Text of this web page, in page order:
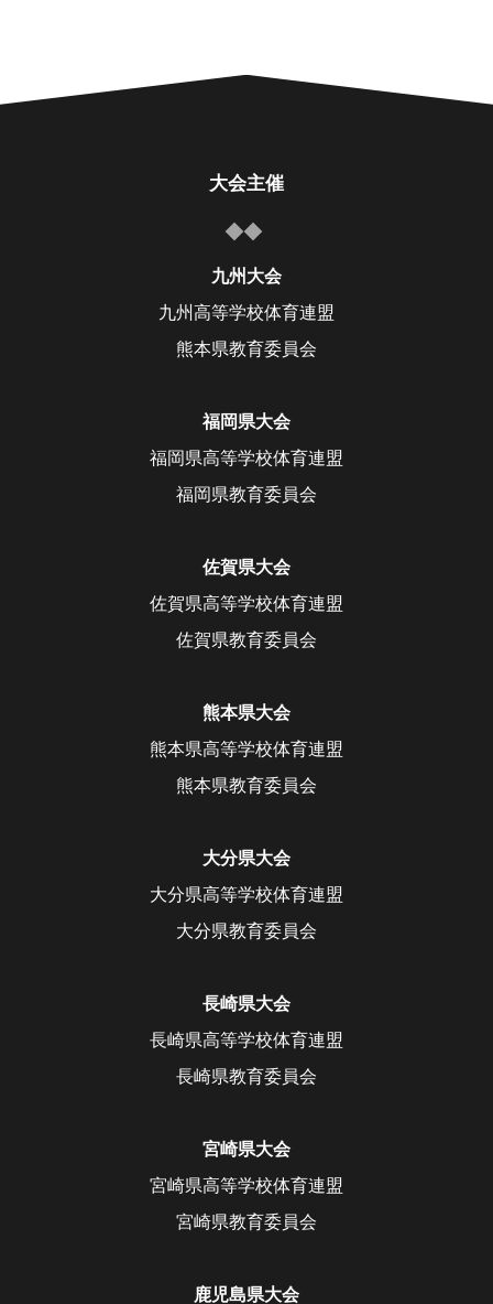
大会主催
九州大会
九州高等学校体育連盟
熊本県教育委員会
福岡県大会
福岡県高等学校体育連盟
福岡県教育委員会
佐賀県大会
佐賀県高等学校体育連盟
佐賀県教育委員会
熊本県大会
熊本県高等学校体育連盟
熊本県教育委員会
大分県大会
大分県高等学校体育連盟
大分県教育委員会
長崎県大会
長崎県高等学校体育連盟
長崎県教育委員会
宮崎県大会
宮崎県高等学校体育連盟
宮崎県教育委員会
鹿児島県大会